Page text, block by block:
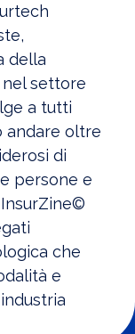
della
settore
a tutti
andare oltre
di
persone e
che
e